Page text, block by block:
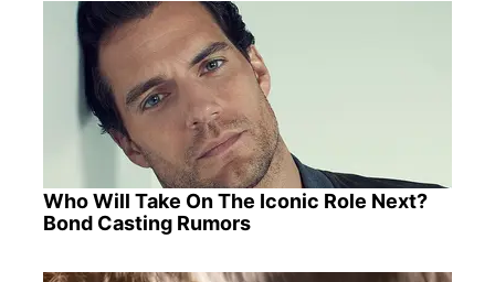
Who Will Take On The Iconic Role Next?
Bond Casting Rumors